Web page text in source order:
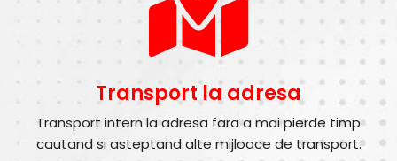
Transport la adresa
Transport intern la adresa fara a mai pierde timp
cautand si asteptand alte mijloace de transport.